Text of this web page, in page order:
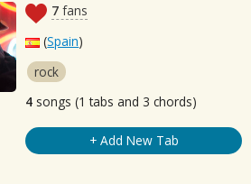
7 fans
(Spain)
rock
4 songs (1 tabs and 3 chords)
+ Add New Tab